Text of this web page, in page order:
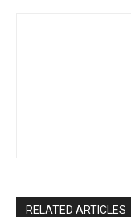
RELATED ARTICLES